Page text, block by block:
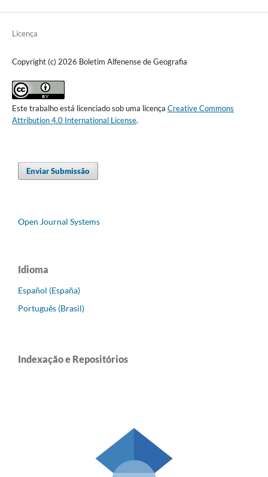
Licença
Copyright (c) 2026 Boletim Alfenense de Geografia
Este trabalho está licenciado sob uma licença Creative Commons
Attribution 4.0 International License.
Enviar Submissão
Open Journal Systems
Idioma
Español (España)
Português (Brasil)
Indexação e Repositórios